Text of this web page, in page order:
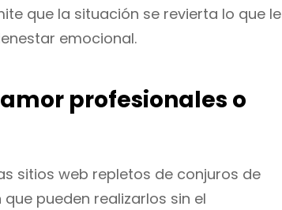
que la situación se revierta lo que le
emocional.
profesionales o
sitios web repletos de conjuros de
pueden realizarlos sin el